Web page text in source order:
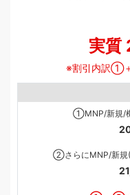
実質
割引内訳①
①MNP/新規/
②さらにMNP/新規